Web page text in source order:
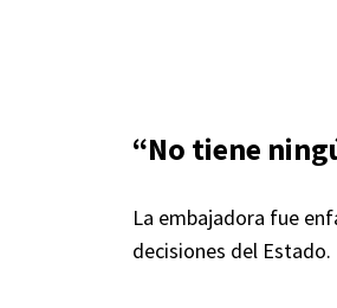
“No tiene
La embajadora fue
decisiones del Estado.